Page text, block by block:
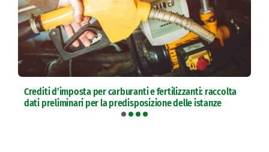
Crediti d’imposta per carburanti e fertilizzanti: raccolta
dati preliminari per la predisposizione delle istanze